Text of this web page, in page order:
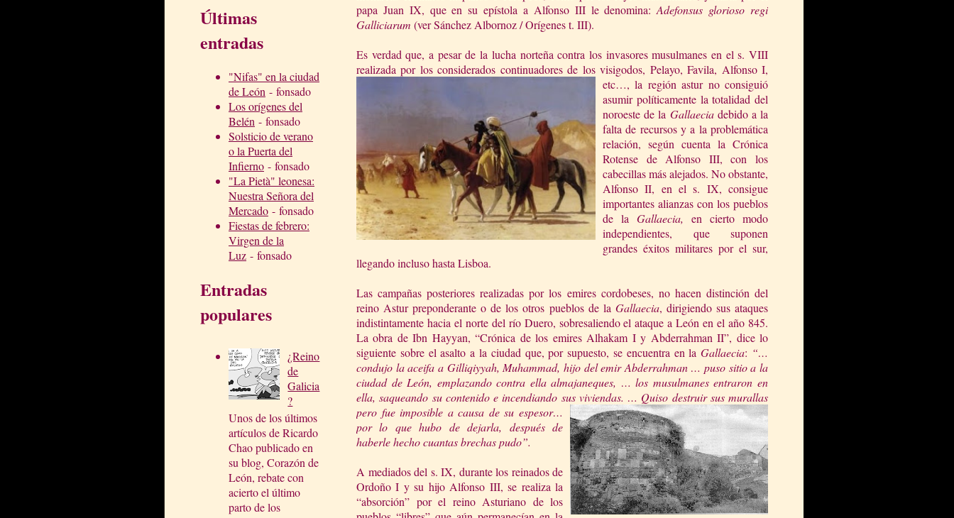
Últimas
entradas
"Nifas" en la ciudad
de León - fonsado
Los orígenes del
Belén - fonsado
Solsticio de verano
o la Puerta del
Infierno - fonsado
"La Pietà" leonesa:
Nuestra Señora del
Mercado - fonsado
Fiestas de febrero:
Virgen de la
Luz - fonsado
Entradas
populares
¿Reino
de
Galicia
?
Unos de los últimos
artículos de Ricardo
Chao publicado en
su blog, Corazón de
León, rebate con
acierto el último
parto de los
papa Juan IX, que en su epístola a Alfonso III le denomina:Adefonsus glorioso regi
Galliciarum (ver Sánchez Albornoz / Orígenes t. III).
Es verdad que, a pesar de la lucha norteña contra los invasores musulmanes en el s. VIII
realizada por los considerados continuadores de los visigodos, Pelayo, Favila, Alfonso I,
etc…, la región astur no consiguió
asumir políticamente la totalidad del
noroeste dela Gallaeciadebido a la
falta de recursos y a la problemática
relación, según cuenta la Crónica
Rotense de Alfonso III, con los
cabecillas más alejados. No obstante,
Alfonso II, en el s. IX, consigue
importantes alianzas con los pueblos
de la Gallaecia, en cierto modo
independientes, que suponen
grandes éxitos militares por el sur,
llegando incluso hasta Lisboa.
Las campañas posteriores realizadas por los emires cordobeses, no hacen distinción del
reino Astur preponderante o de los otros pueblos de la Gallaecia, dirigiendo sus ataques
indistintamente hacia el norte del río Duero, sobresaliendo el ataque a León en el año 845.
La obra de Ibn Hayyan, “Crónica de los emires Alhakam I y Abderrahman II”, dice lo
siguiente sobre el asalto a la ciudad que, por supuesto, se encuentra enlaGallaecia: “…
condujo la aceifa a Gilliqiyyah, Muhammad, hijo del emir Abderrahman … puso sitio a la
ciudad de León, emplazando contra ella almajaneques, … los musulmanes entraron en
ella, saqueando su contenido e incendiando sus viviendas. … Quiso destruir sus murallas
pero fue imposible a causa de su espesor…
por lo que hubo de dejarla, después de
haberle hecho cuantas brechas pudo”.
A mediados del s. IX, durante los reinados de
Ordoño I y su hijo Alfonso III, se realiza la
“absorción” por el reino Asturiano de los